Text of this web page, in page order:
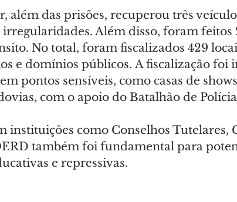
além das prisões, recuperou três
Além disso, foram feitos
No total, foram fiscalizados 429
e domínios públicos. A fiscalização foi
pontos sensíveis, como casas de
com o apoio do Batalhão de
instituições como Conselhos Tutelares,
também foi fundamental para
e repressivas.